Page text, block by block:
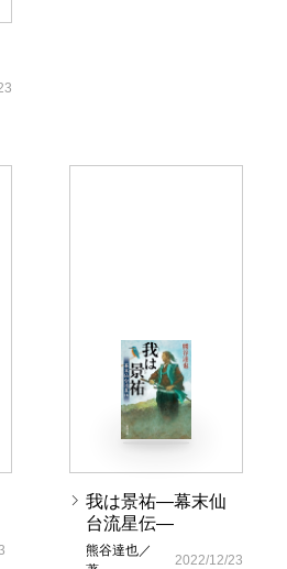
我は景祐―幕末仙
台流星伝―
熊谷達也／
2022/12/23